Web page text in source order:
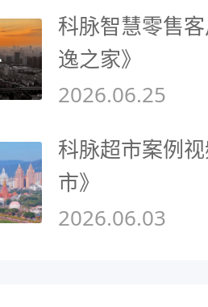
科脉智慧零售
逸之家》
2026.06.25
科脉超市案例
市》
2026.06.03